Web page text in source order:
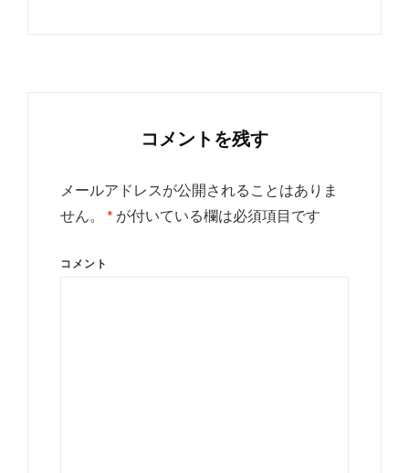
コメントを残す
メールアドレスが公開されることはありま
せん。
* が付いている欄は必須項目です
コメント